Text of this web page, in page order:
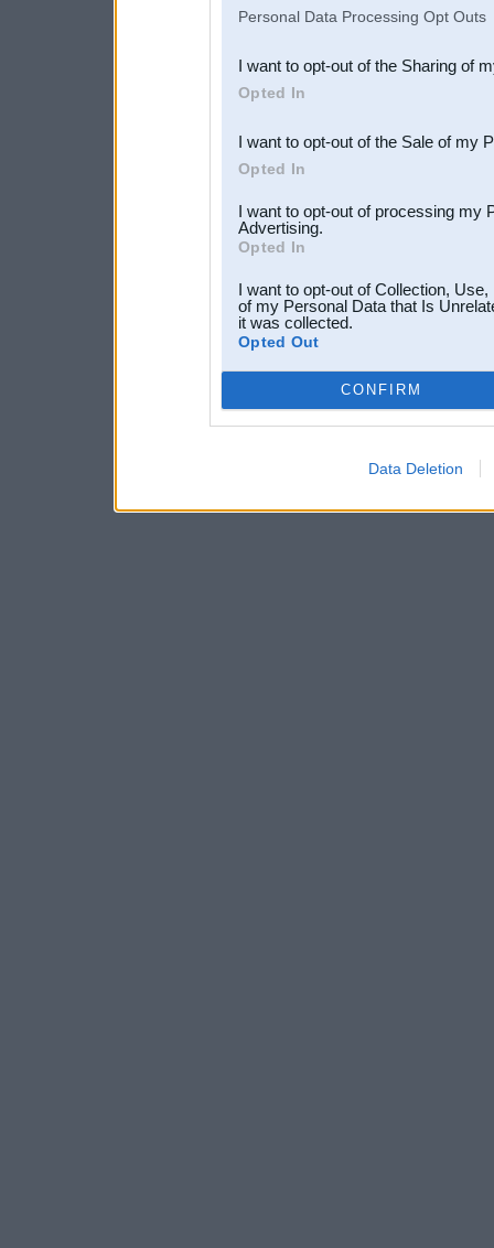
Downstream Participants
third parties.
Personal Data Processing Opt Outs
I want to opt-out of the Sharing of
Opted In
I want to opt-out of the Sale of my
Opted In
I want to opt-out of processing my
Advertising.
Opted In
I want to opt-out of Collection,
of my Personal Data that Is
it was collected.
Opted Out
CONFIRM
Data Deletion